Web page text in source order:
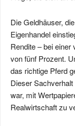
Die Geldhäuser,
Eigenhandel
Rendite – bei
von fünf Prozent.
das richtige Pferd
Dieser
war, mit
Realwirtschaft zu